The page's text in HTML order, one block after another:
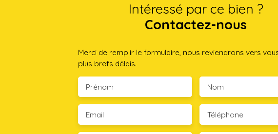
Intéressé par ce bien ?
Contactez-nous
Merci de remplir le formulaire, nous reviendrons vers
plus brefs délais.
Prénom Nom
Email Téléphone